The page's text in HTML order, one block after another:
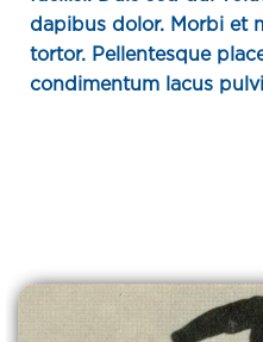
dapibus dolor. Morbi et
tortor. Pellentesque
condimentum lacus